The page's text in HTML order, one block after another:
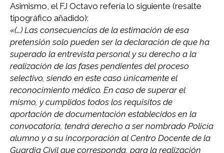
Asimismo, el FJ Octavo refería lo siguiente (resalte
tipográfico añadido):
«(…) Las consecuencias de la estimación de esa
pretensión solo pueden ser la declaración de que ha
superado la entrevista personal y su derecho a la
realización de las fases pendientes del proceso
selectivo, siendo en este caso únicamente el
reconocimiento médico. En caso de superar el
mismo, y cumplidos todos los requisitos de
aportación de documentación establecidos en la
convocatoria, tendrá derecho a ser nombrado Policía
alumno y a su incorporación al Centro Docente de la
Guardia Civil que corresponda, para la realización